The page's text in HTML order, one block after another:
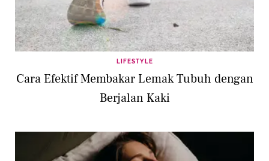
LIFESTYLE
Cara Efektif Membakar Lemak Tubuh dengan
Berjalan Kaki